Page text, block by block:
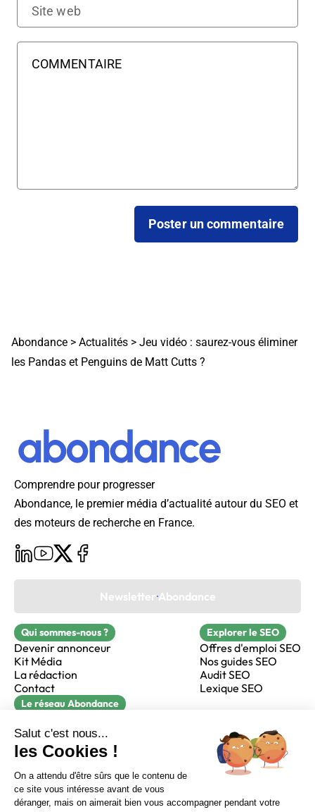
Sur LinkedIn Sur Youtube
Abondance > Actualités > Jeu vidéo : saurez-vous éliminer
les Pandas et Penguins de Matt Cutts ?
Comprendre pour progresser
Abondance, le premier média d’actualité autour du SEO et
des moteurs de recherche en France.
Newsletter Abondance
Qui sommes-nous ?
Devenir annonceur
Kit Média
La rédaction
Contact
Explorer le SEO
Offres d'emploi SEO
Nos guides SEO
Audit SEO
Lexique SEO
Le réseau Abondance
Réacteur
alfie formation